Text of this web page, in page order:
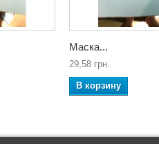
Маска...
29,58 грн.
В корзину